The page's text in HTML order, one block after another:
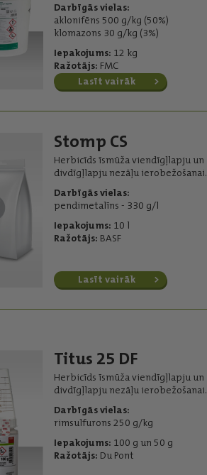
Darbīgās vielas:
aklonifēns 500 g/kg (50%)
klomazons 30 g/kg (3%)
Iepakojums: 12 kg
Ražotājs: FMC
Lasīt vairāk
Stomp CS
Herbicīds īsmūža viendīgļlapju un
divdīgļlapju nezāļu ierobežošanai.
Darbīgās vielas:
pendimetalīns - 330 g/l
Iepakojums: 10 l
Ražotājs: BASF
Lasīt vairāk
Titus 25 DF
Herbicīds īsmūža viendīgļlapju un
divdīgļlapju nezāļu ierobežošanai.
Darbīgās vielas:
rimsulfurons 250 g/kg
Iepakojums: 100 g un 50 g
Ražotājs: Du Pont